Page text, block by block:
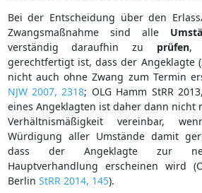
Bei der Entscheidung über den
Zwangsmaßnahme sind alle
verständig daraufhin zu prüfen,
gerechtfertigt ist, dass der Angeklagte
nicht auch ohne Zwang zum Termin
NJW 2007, 2318; OLG Hamm StRR
eines Angeklagten ist daher dann nicht
Verhältnismäßigkeit vereinbar,
Würdigung aller Umstände damit
dass der Angeklagte zur neu
Hauptverhandlung erscheinen wird
Berlin StRR 2014, 145).